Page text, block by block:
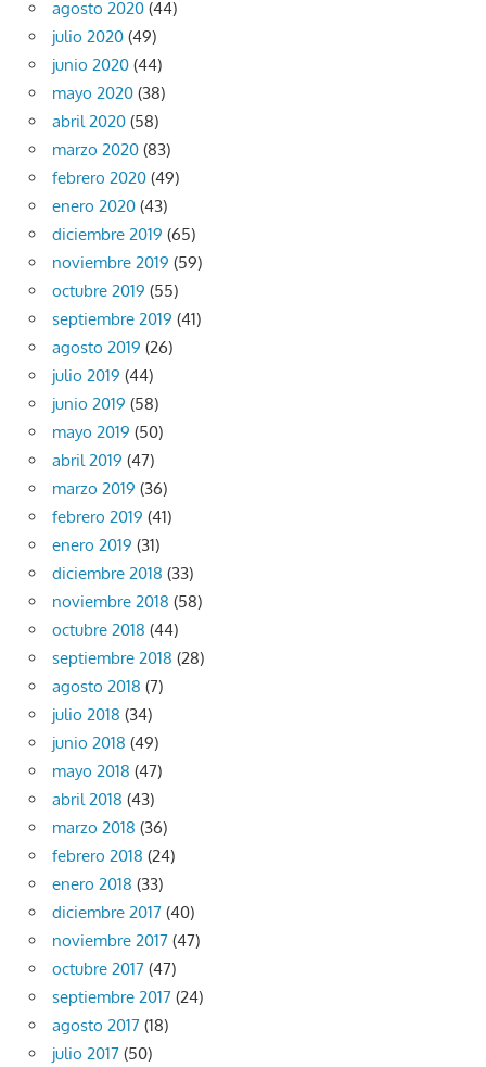
agosto 2020 (44)
julio 2020 (49)
junio 2020 (44)
mayo 2020 (38)
abril 2020 (58)
marzo 2020 (83)
febrero 2020 (49)
enero 2020 (43)
diciembre 2019 (65)
noviembre 2019 (59)
octubre 2019 (55)
septiembre 2019 (41)
agosto 2019 (26)
julio 2019 (44)
junio 2019 (58)
mayo 2019 (50)
abril 2019 (47)
marzo 2019 (36)
febrero 2019 (41)
enero 2019 (31)
diciembre 2018 (33)
noviembre 2018 (58)
octubre 2018 (44)
septiembre 2018 (28)
agosto 2018 (7)
julio 2018 (34)
junio 2018 (49)
mayo 2018 (47)
abril 2018 (43)
marzo 2018 (36)
febrero 2018 (24)
enero 2018 (33)
diciembre 2017 (40)
noviembre 2017 (47)
octubre 2017 (47)
septiembre 2017 (24)
agosto 2017 (18)
julio 2017 (50)